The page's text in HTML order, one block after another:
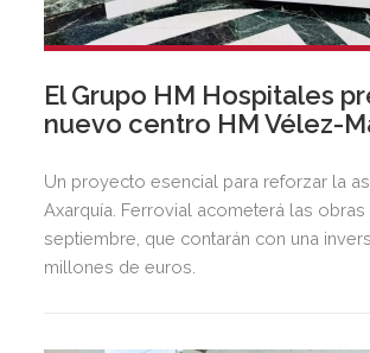
El Grupo HM Hospitales
nuevo centro HM Vélez-
Un proyecto esencial para reforzar la
Axarquía. Ferrovial acometerá las obras
septiembre, que contarán con una
millones de euros.